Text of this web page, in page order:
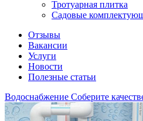
Тротуарная плитка
Садовые
Отзывы
Вакансии
Услуги
Новости
Полезные статьи
Водоснабжение Соберите